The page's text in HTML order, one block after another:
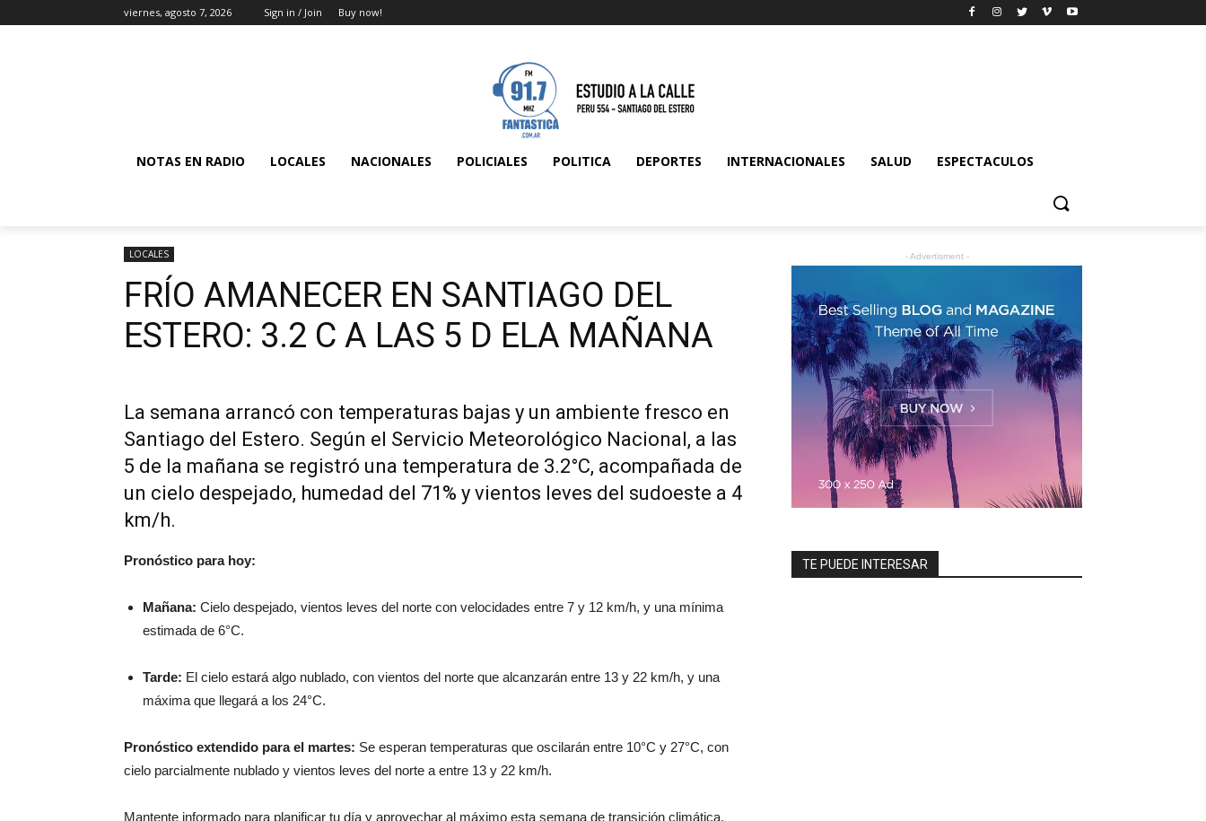
viernes, agosto 7, 2026 Sign in / Join Buy now!
NOTAS EN RADIO LOCALES NACIONALES POLICIALES POLITICA DEPORTES INTERNACIONALES SALUD ESPECTACULOS
LOCALES
FRÍO AMANECER EN SANTIAGO DEL
ESTERO: 3.2 C A LAS 5 D ELA MAÑANA
La semana arrancó con temperaturas bajas y un ambiente fresco en
Santiago del Estero. Según el Servicio Meteorológico Nacional, a las
5 de la mañana se registró una temperatura de 3.2°C, acompañada de
un cielo despejado, humedad del 71% y vientos leves del sudoeste a 4
km/h.
Pronóstico para hoy:
Mañana: Cielo despejado, vientos leves del norte con velocidades entre 7 y 12 km/h, y una mínima
estimada de 6°C.
Tarde: El cielo estará algo nublado, con vientos del norte que alcanzarán entre 13 y 22 km/h, y una
máxima que llegará a los 24°C.
Pronóstico extendido para el martes: Se esperan temperaturas que oscilarán entre 10°C y 27°C, con
cielo parcialmente nublado y vientos leves del norte a entre 13 y 22 km/h.
Mantente informado para planificar tu día y aprovechar al máximo esta semana de transición climática.
- Advertisment -
TE PUEDE INTERESAR